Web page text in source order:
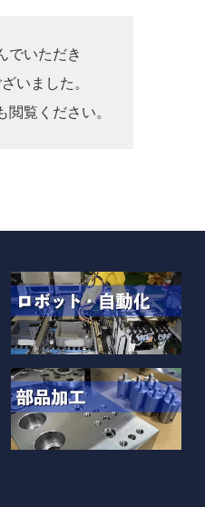
でいただき
いました。
覧ください。